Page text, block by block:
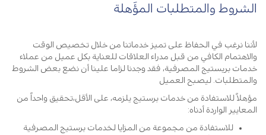
الشروط والمتطلبات المؤَهلة
لأننا نرغب في الحفاظ على تميز خدماتنا من خلال تخصيص الوقت
والاهتمام الكافي من قبل مدراء العلاقات للعناية بكل عميل من عملاء
خدمات بريستيج المصرفية، فقد وجدنا لزاما علينا أن نضع بعض الشروط
والمتطلبات. ليصبح العميل
مؤهلاً للاستفادة من خدمات برستيج يلزمه، على الأقل،تحقيق واحداً من
المعايير الواردة أدناه:
للاستفادة من مجموعة من المزايا لخدمات برستيج المصرفية